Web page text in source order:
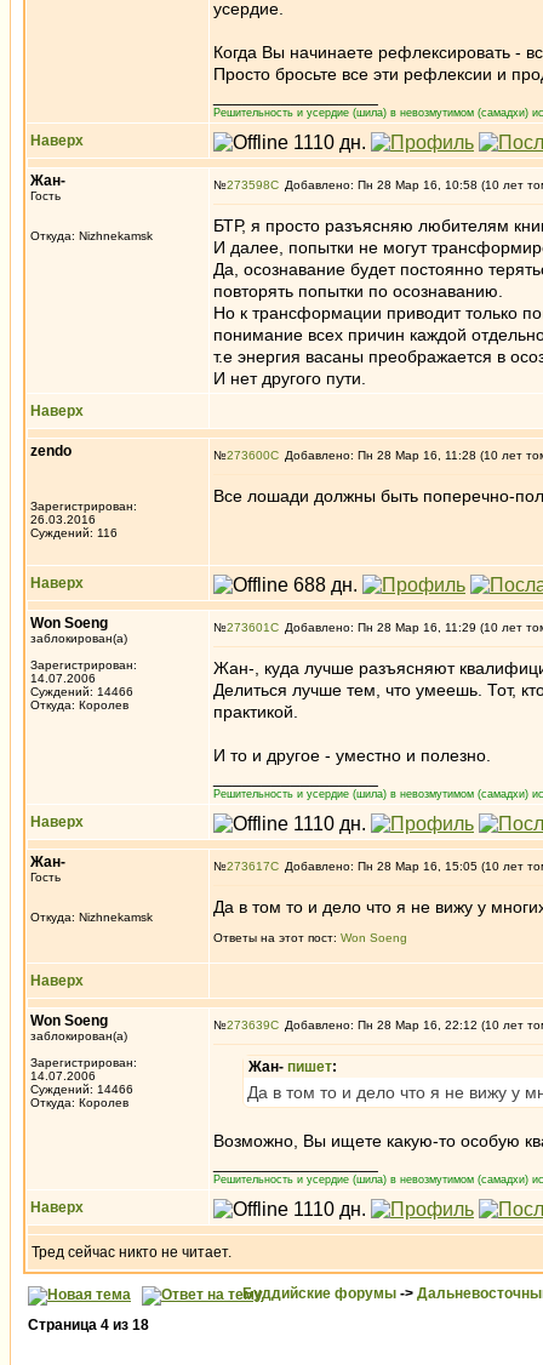
усердие.
Когда Вы начинаете рефлексировать -
Просто бросьте все эти рефлексии и
Решительность и усердие (шила) в невозмутимом (самадхи)
Наверх
Жан-
Гость
Откуда: Nizhnekamsk
№273598 Добавлено: Пн 28 Мар 16, 10:58 (10 лет
БТР, я просто разъясняю любителям
И далее, попытки не могут
Да, осознавание будет постоянно
повторять попытки по осознаванию.
Но к трансформации приводит только
понимание всех причин каждой
т.е энергия васаны преображается в
И нет другого пути.
Наверх
zendo
Зарегистрирован:
26.03.2016
Суждений: 116
№273600 Добавлено: Пн 28 Мар 16, 11:28 (10 лет
Все лошади должны быть поперечно-
Наверх
Won Soeng
заблокирован(а)
Зарегистрирован:
14.07.2006
Суждений: 14466
Откуда: Королев
№273601 Добавлено: Пн 28 Мар 16, 11:29 (10 лет
Жан-, куда лучше разъясняют
Делиться лучше тем, что умеешь. Тот,
практикой.
И то и другое - уместно и полезно.
Решительность и усердие (шила) в невозмутимом (самадхи)
Наверх
Жан-
Гость
Откуда: Nizhnekamsk
№273617 Добавлено: Пн 28 Мар 16, 15:05 (10 лет
Да в том то и дело что я не вижу у
Ответы на этот пост: Won Soeng
Наверх
Won Soeng
заблокирован(а)
Зарегистрирован:
14.07.2006
Суждений: 14466
Откуда: Королев
№273639 Добавлено: Пн 28 Мар 16, 22:12 (10 лет
Жан- пишет:
Да в том то и дело что я не вижу у
Возможно, Вы ищете какую-то особую
Решительность и усердие (шила) в невозмутимом (самадхи)
Наверх
Тред сейчас никто не читает.
Буддийские форумы ->
Страница 4 из 18